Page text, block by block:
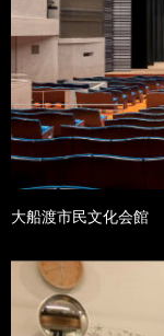
大船渡市民文化会館